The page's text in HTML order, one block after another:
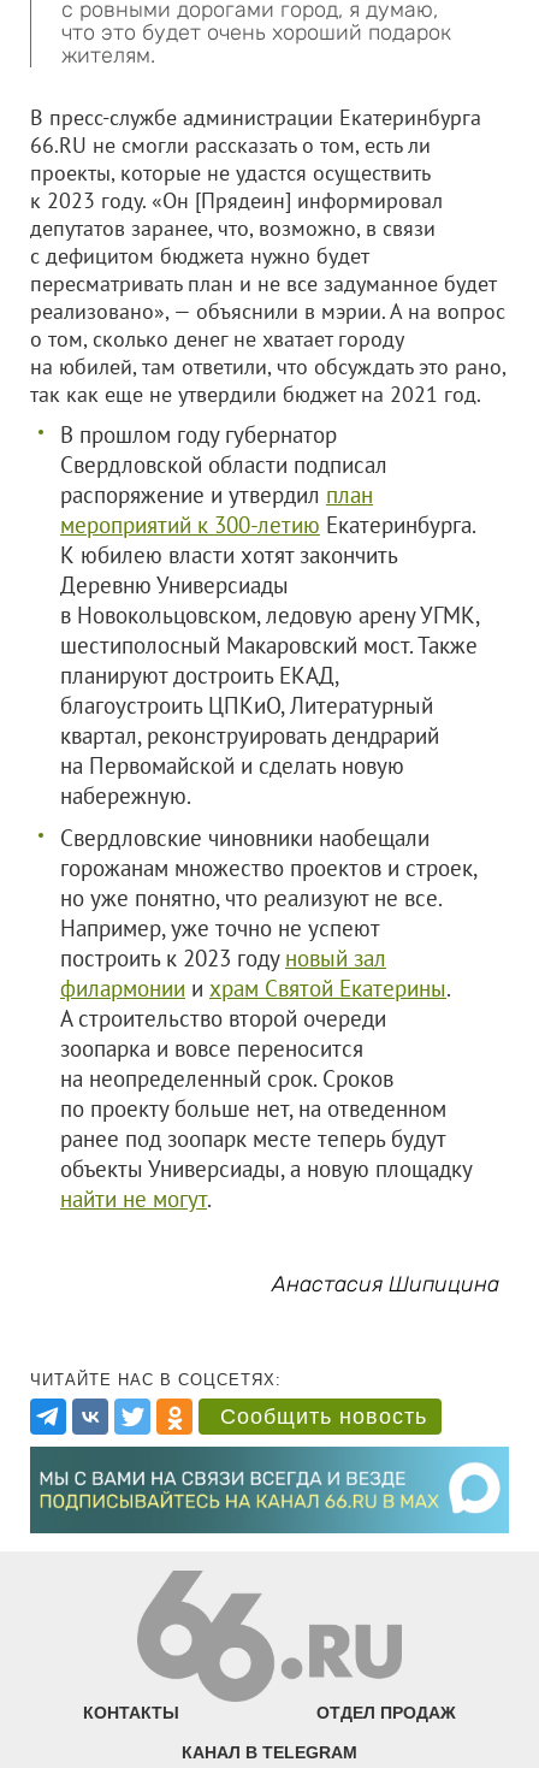
с ровными дорогами город, я думаю,
что это будет очень хороший подарок
жителям.
В пресс-службе администрации Екатеринбурга
66.RU не смогли рассказать о том, есть ли
проекты, которые не удастся осуществить
к 2023 году. «Он [Прядеин] информировал
депутатов заранее, что, возможно, в связи
с дефицитом бюджета нужно будет
пересматривать план и не все задуманное будет
реализовано», — объяснили в мэрии. А на вопрос
о том, сколько денег не хватает городу
на юбилей, там ответили, что обсуждать это рано,
так как еще не утвердили бюджет на 2021 год.
В прошлом году губернатор
Свердловской области подписал
распоряжение и утвердил план
мероприятий к 300-летию Екатеринбурга.
К юбилею власти хотят закончить
Деревню Универсиады
в Новокольцовском, ледовую арену УГМК,
шестиполосный Макаровский мост. Также
планируют достроить ЕКАД,
благоустроить ЦПКиО, Литературный
квартал, реконструировать дендрарий
на Первомайской и сделать новую
набережную.
Свердловские чиновники наобещали
горожанам множество проектов и строек,
но уже понятно, что реализуют не все.
Например, уже точно не успеют
построить к 2023 году новый зал
филармонии и храм Святой Екатерины.
А строительство второй очереди
зоопарка и вовсе переносится
на неопределенный срок. Сроков
по проекту больше нет, на отведенном
ранее под зоопарк месте теперь будут
объекты Универсиады, а новую площадку
найти не могут.
Анастасия Шипицина
ЧИТАЙТЕ НАС В СОЦСЕТЯХ:
Сообщить новость
КОНТАКТЫ ОТДЕЛ ПРОДАЖ
КАНАЛ В TELEGRAM